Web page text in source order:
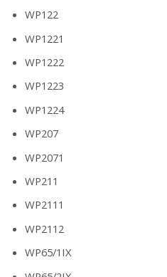
WP122
WP1221
WP1222
WP1223
WP1224
WP207
WP2071
WP211
WP2111
WP2112
WP65/1IX